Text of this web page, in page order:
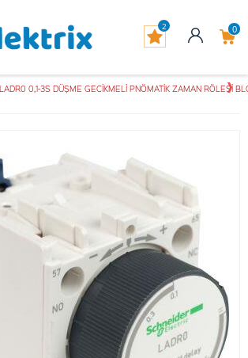
0
2
0,1-3S DÜŞME GECİKMELİ PNÖMATİK ZAMAN RÖLESİ